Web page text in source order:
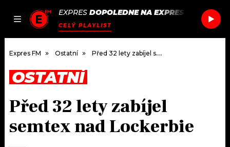
JAK
SEZNAM.CZ
EXPRES DOPOLEDNE NA EXPRES FM /ZERB
CELÝ PLAYLIST
DOMŮ
ČLÁNKY
Expres FM Ostatní Před 32 lety zabíjel semtex nad Lockerbie
OSTATNÍ
Před 32 lety zabíjel
semtex nad Lockerbie